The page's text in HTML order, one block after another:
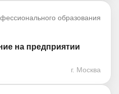
образования
на предприятии
г. Москва